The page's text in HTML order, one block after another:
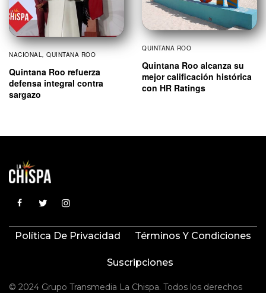
NACIONAL, QUINTANA ROO
Quintana Roo refuerza
defensa integral contra
sargazo
QUINTANA ROO
Quintana Roo alcanza su
mejor calificación histórica
con HR Ratings
Política De Privacidad Términos Y Condiciones
Suscripciones
© 2024 Grupo Transmedia La Chispa. Todos los derechos